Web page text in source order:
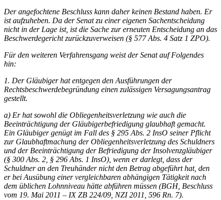
Der angefochtene Beschluss kann daher keinen Bestand haben. Er
ist aufzuheben. Da der Senat zu einer eigenen Sachentscheidung
nicht in der Lage ist, ist die Sache zur erneuten Entscheidung an das
Beschwerdegericht zurückzuverweisen (§ 577 Abs. 4 Satz 1 ZPO).
Für den weiteren Verfahrensgang weist der Senat auf Folgendes
hin:
1. Der Gläubiger hat entgegen den Ausführungen der
Rechtsbeschwerdebegründung einen zulässigen Versagungsantrag
gestellt.
a) Er hat sowohl die Obliegenheitsverletzung wie auch die
Beeinträchtigung der Gläubigerbefriedigung glaubhaft gemacht.
Ein Gläubiger genügt im Fall des § 295 Abs. 2 InsO seiner Pflicht
zur Glaubhaftmachung der Obliegenheitsverletzung des Schuldners
und der Beeinträchtigung der Befriedigung der Insolvenzgläubiger
(§ 300 Abs. 2, § 296 Abs. 1 InsO), wenn er darlegt, dass der
Schuldner an den Treuhänder nicht den Betrag abgeführt hat, den
er bei Ausübung einer vergleichbaren abhängigen Tätigkeit nach
dem üblichen Lohnniveau hätte abführen müssen (BGH, Beschluss
vom 19. Mai 2011 – IX ZB 224/09, NZI2011, 596 Rn. 7).